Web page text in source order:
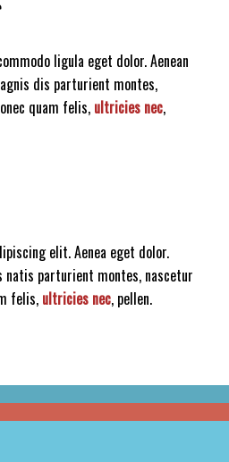
ligula eget dolor. Aenean
dis parturient montes,
quam felis, ultricies nec,
elit. Aenea eget dolor.
natis parturient montes, nascetur
felis, ultricies nec, pellen.